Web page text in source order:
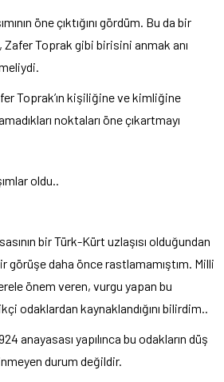
öne çıktığını gördüm. Bu da bir
Toprak gibi birisini anmak anı
Toprak’ın kişiliğine ve kimliğine
noktaları öne çıkartmayı
oldu..
bir Türk-Kürt uzlaşısı olduğundan
görüşe daha önce rastlamamıştım. Milli
önem veren, vurgu yapan bu
odaklardan kaynaklandığını bilirdim..
anayasası yapılınca bu odakların düş
durum değildir.